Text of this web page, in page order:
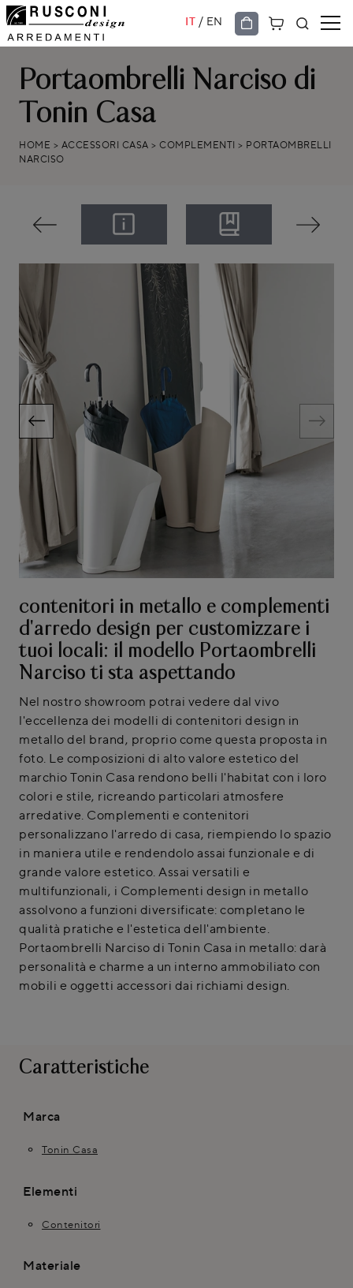
IT / EN
Portaombrelli Narciso di
Tonin Casa
HOME > ACCESSORI CASA > COMPLEMENTI > PORTAOMBRELLI
NARCISO
contenitori in metallo e complementi
d'arredo design per customizzare i
tuoi locali: il modello Portaombrelli
Narciso ti sta aspettando
Nel nostro showroom potrai vedere dal vivo
l'eccellenza dei modelli di contenitori design in
metallo del brand, proprio come questa proposta in
foto. Le composizioni di alto valore estetico del
marchio Tonin Casa rendono belli l'habitat con i loro
colori e stile, ricreando particolari atmosfere
arredative. Complementi e contenitori
personalizzano l'arredo di casa, riempiendo lo spazio
in maniera utile e rendendolo assai funzionale e di
grande valore estetico. Assai versatili e
multifunzionali, i Complementi design in metallo
assolvono a funzioni diversificate: completano le
qualità pratiche e l'estetica dell'ambiente.
Portaombrelli Narciso di Tonin Casa in metallo: darà
personalità e charme a un interno ammobiliato con
mobili e oggetti accessori dai richiami design.
Caratteristiche
Marca
Tonin Casa
Elementi
Contenitori
Materiale